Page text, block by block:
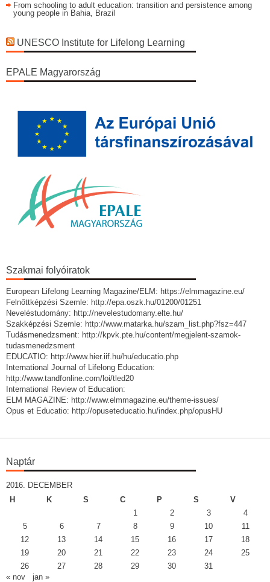
From schooling to adult education: transition and persistence among
young people in Bahia, Brazil
UNESCO Institute for Lifelong Learning
EPALE Magyarország
Szakmai folyóiratok
European Lifelong Learning Magazine/ELM: https://elmmagazine.eu/
Felnőttképzési Szemle: http://epa.oszk.hu/01200/01251
Neveléstudomány: http://nevelestudomany.elte.hu/
Szakképzési Szemle: http://www.matarka.hu/szam_list.php?fsz=447
Tudásmenedzsment: http://kpvk.pte.hu/content/megjelent-szamok-
tudasmenedzsment
EDUCATIO: http://www.hier.iif.hu/hu/educatio.php
International Journal of Lifelong Education:
http://www.tandfonline.com/loi/tled20
International Review of Education:
ELM MAGAZINE: http://www.elmmagazine.eu/theme-issues/
Opus et Educatio: http://opuseteducatio.hu/index.php/opusHU
Naptár
2016. DECEMBER
H
K S C P S
V
1
2 3
4
5
6 7 8 9 10
11
12
13 14 15 16 17
18
19
20 21 22 23 24
25
26
27 28 29 30
31
« nov
jan »